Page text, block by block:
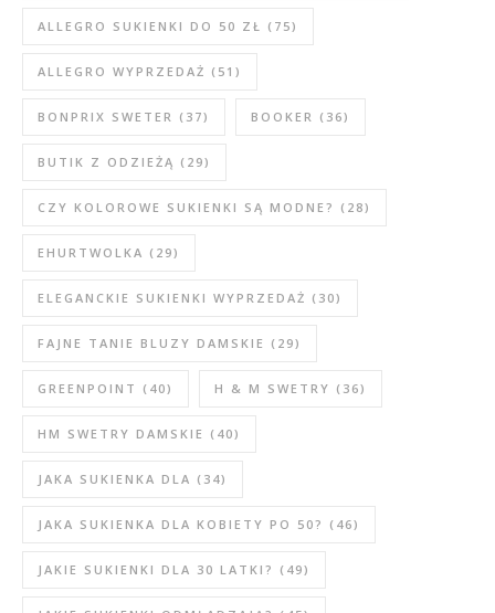
ALLEGRO SUKIENKI DO 50 ZŁ (75)
ALLEGRO WYPRZEDAŻ (51)
BONPRIX SWETER (37) BOOKER (36)
BUTIK Z ODZIEŻĄ (29)
CZY KOLOROWE SUKIENKI SĄ MODNE? (28)
EHURTWOLKA (29)
ELEGANCKIE SUKIENKI WYPRZEDAŻ (30)
FAJNE TANIE BLUZY DAMSKIE (29)
GREENPOINT (40) H & M SWETRY (36)
HM SWETRY DAMSKIE (40)
JAKA SUKIENKA DLA (34)
JAKA SUKIENKA DLA KOBIETY PO 50? (46)
JAKIE SUKIENKI DLA 30 LATKI? (49)